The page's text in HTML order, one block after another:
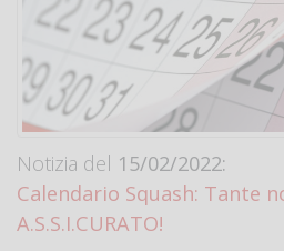
Notizia del 15/02/2022:
Calendario Squash: Tante
A.S.S.I.CURATO!